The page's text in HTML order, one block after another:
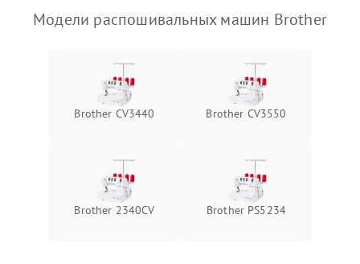
Модели распошивальных машин Brother
Brother CV3440 Brother CV3550
Brother 2340CV Brother PS5234